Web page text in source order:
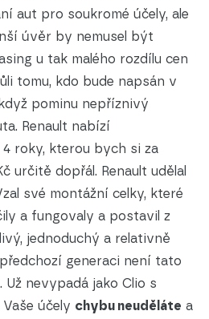
aut pro soukromé účely, ale
úvěr by nemusel být
u tak malého rozdílu cen
tomu, kdo bude napsán v
pominu nepříznivý
Renault nabízí
4 roky, kterou bych si za
určitě dopřál. Renault udělal
své montážní celky, které
a fungovaly a postavil z
jednoduchý a relativně
generaci není tato
Už nevypadá jako Clio s
účely chybu neuděláte a